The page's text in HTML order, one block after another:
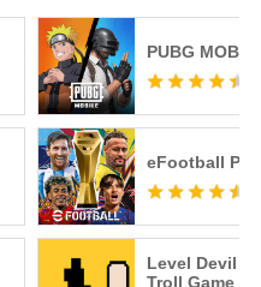
PUBG
eFootball
Level Devil -
Troll Game